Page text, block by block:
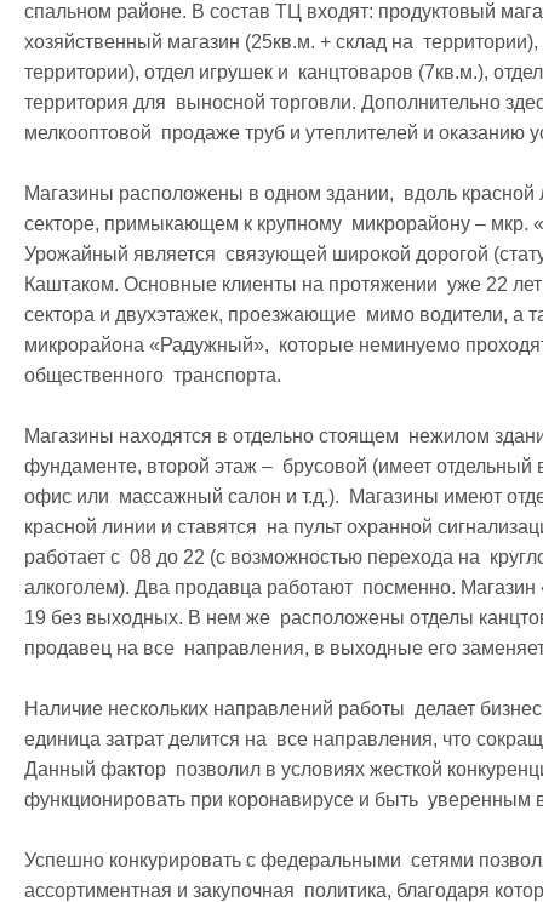
спальном районе. В состав ТЦ входят: продуктовый
хозяйственный магазин (25кв.м. + склад на
территории), отдел игрушек и  канцтоваров (7кв.м.),
территория для  выносной торговли. Дополнительно
мелкооптовой  продаже труб и утеплителей и оказанию
Магазины расположены в одном здании,  вдоль
секторе, примыкающем к крупному  микрорайону – мкр.
Урожайный является  связующей широкой дорогой
Каштаком. Основные клиенты на протяжении  уже 22
сектора и двухэтажек, проезжающие  мимо водители,
микрорайона «Радужный»,  которые неминуемо
общественного  транспорта.
Магазины находятся в отдельно стоящем  нежилом
фундаменте, второй этаж –  брусовой (имеет отдельный
офис или  массажный салон и т.д.).  Магазины имеют
красной линии и ставятся  на пульт охранной
работает с  08 до 22 (с возможностью перехода на
алкоголем). Два продавца работают  посменно.
19 без выходных. В нем же  расположены отделы
продавец на все  направления, в выходные его
Наличие нескольких направлений работы  делает
единица затрат делится на  все направления, что
Данный фактор  позволил в условиях жесткой
функционировать при коронавирусе и быть
Успешно конкурировать с федеральными  сетями
ассортиментная и закупочная  политика, благодаря